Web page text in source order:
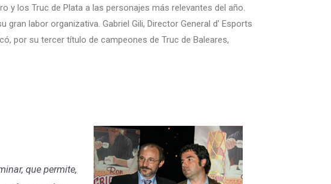
y los Truc de Plata a las personajes más relevantes del año.
labor organizativa. Gabriel Gili, Director General d’ Esports
por su tercer título de campeones de Truc de Baleares,
que permite,